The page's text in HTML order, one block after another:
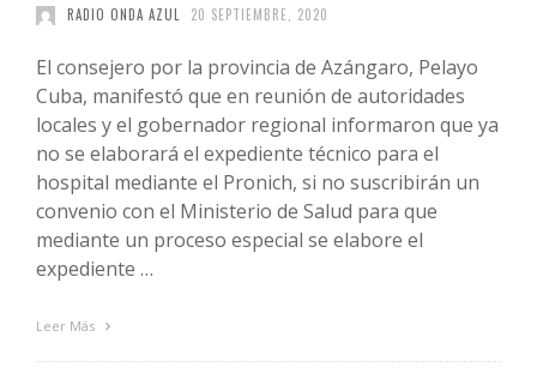
RADIO ONDA AZUL 20 SEPTIEMBRE, 2020
El consejero por la provincia de Azángaro, Pelayo
Cuba, manifestó que en reunión de autoridades
locales y el gobernador regional informaron que ya
no se elaborará el expediente técnico para el
hospital mediante el Pronich, si no suscribirán un
convenio con el Ministerio de Salud para que
mediante un proceso especial se elabore el
expediente …
Leer Más